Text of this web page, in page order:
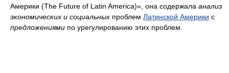
Америки (The Future of Latin America)», она содержала анализ
экономических и социальных проблем Латинской Америки с
предложениями по урегулированию этих проблем.